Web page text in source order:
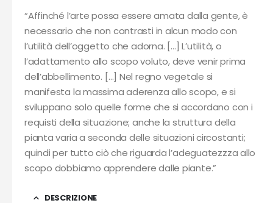
“Affinché l’arte possa essere amata dalla gente, è
necessario che non contrasti in alcun modo con
l’utilità dell’oggetto che adorna. […] L’utilità, o
l’adattamento allo scopo voluto, deve venir prima
dell’abbellimento. […] Nel regno vegetale si
manifesta la massima aderenza allo scopo, e si
sviluppano solo quelle forme che si accordano con i
requisti della situazione; anche la struttura della
pianta varia a seconda delle situazioni circostanti;
quindi per tutto ciò che riguarda l’adeguatezzza allo
scopo dobbiamo apprendere dalle piante.”
DESCRIZIONE